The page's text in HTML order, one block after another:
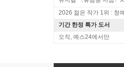
2026 젊은 작가 1위 : 청
기간 한정 특가 도서
오직, 예스24에서만